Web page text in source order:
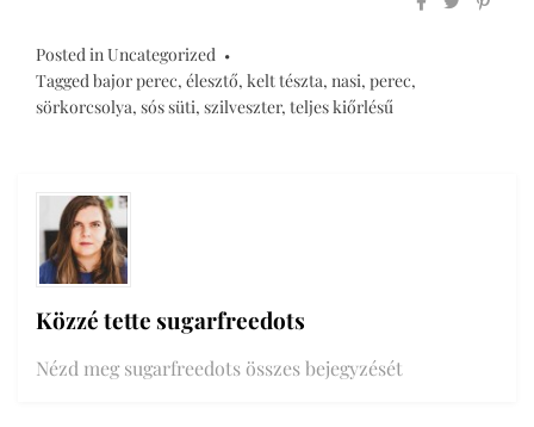
Posted inUncategorized
Taggedbajor perec, élesztő, kelt tészta, nasi, perec,
sörkorcsolya, sós süti, szilveszter, teljes kiőrlésű
Közzé tette sugarfreedots
Nézd meg sugarfreedots összes bejegyzését